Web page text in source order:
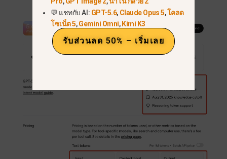
💬 แชทกับ AI: GPT-5.6, Claude Opus 5,โคลด
โซเน็ต 5,Gemini Omni,Kimi K3
รับส่วนลด 50% – เริ่มเลย